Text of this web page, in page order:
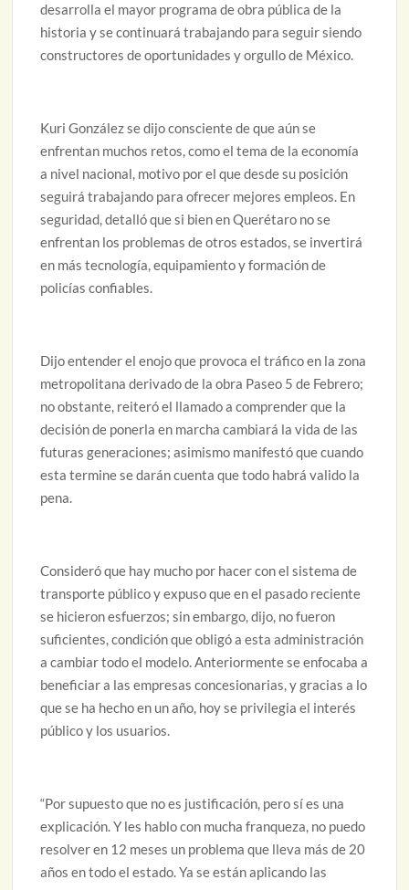
desarrolla el mayor programa de obra pública de la
historia y se continuará trabajando para seguir siendo
constructores de oportunidades y orgullo de México.
Kuri González se dijo consciente de que aún se
enfrentan muchos retos, como el tema de la economía
a nivel nacional, motivo por el que desde su posición
seguirá trabajando para ofrecer mejores empleos. En
seguridad, detalló que si bien en Querétaro no se
enfrentan los problemas de otros estados, se invertirá
en más tecnología, equipamiento y formación de
policías confiables.
Dijo entender el enojo que provoca el tráfico en la zona
metropolitana derivado de la obra Paseo 5 de Febrero;
no obstante, reiteró el llamado a comprender que la
decisión de ponerla en marcha cambiará la vida de las
futuras generaciones; asimismo manifestó que cuando
esta termine se darán cuenta que todo habrá valido la
pena.
Consideró que hay mucho por hacer con el sistema de
transporte público y expuso que en el pasado reciente
se hicieron esfuerzos; sin embargo, dijo, no fueron
suficientes, condición que obligó a esta administración
a cambiar todo el modelo. Anteriormente se enfocaba a
beneficiar a las empresas concesionarias, y gracias a lo
que se ha hecho en un año, hoy se privilegia el interés
público y los usuarios.
“Por supuesto que no es justificación, pero sí es una
explicación. Y les hablo con mucha franqueza, no puedo
resolver en 12 meses un problema que lleva más de 20
años en todo el estado. Ya se están aplicando las